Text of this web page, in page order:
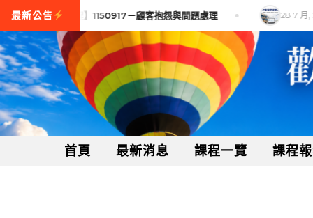
Skip to content
, 2026【訓練課程】1150917－顧客抱怨與問題處理 28 7 月,
首頁 最新消息 課程一覽 課程